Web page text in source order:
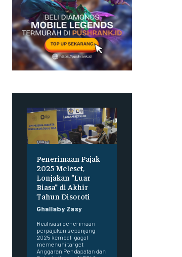
Penerimaan Pajak
2025 Meleset,
Lonjakan “Luar
Biasa” di Akhir
Tahun Disoroti
Ghallaby Zasy
Realisasi penerimaan
perpajakan sepanjang
2025 kembali gagal
memenuhi target
Anggaran Pendapatan dan